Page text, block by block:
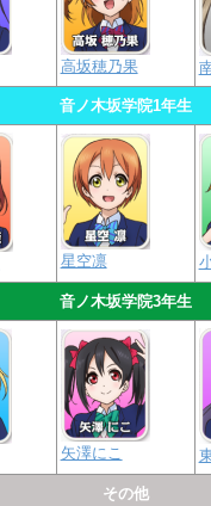
高坂穂乃果
音ノ木坂学院1年生
星空凛
音ノ木坂学院3年生
矢澤にこ
その他